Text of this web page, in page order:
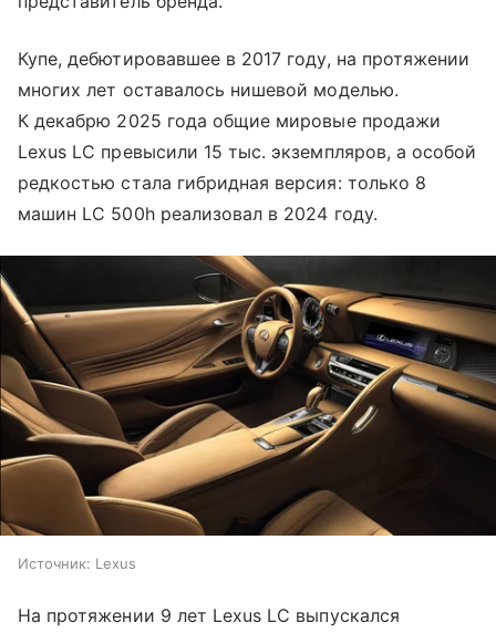
Купе, дебютировавшее в 2017 году, на протяжении
многих лет оставалось нишевой моделью.
К декабрю 2025 года общие мировые продажи
Lexus LC превысили 15 тыс. экземпляров, а особой
редкостью стала гибридная версия: только 8
машин LC 500h реализовал в 2024 году.
Источник: Lexus
На протяжении 9 лет Lexus LC выпускался